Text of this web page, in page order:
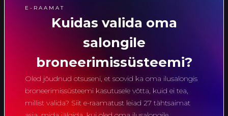
E-RAAMAT
Kuidas valida oma
salongile
broneerimissüsteemi?
Oled jõudnud otsuseni, et soovid ka oma ilusalongis
broneerimissüsteemi kasutusele võtta, kuid ei tea,
millist valida? Siit e-raamatust leiad 27 tähtsaimat